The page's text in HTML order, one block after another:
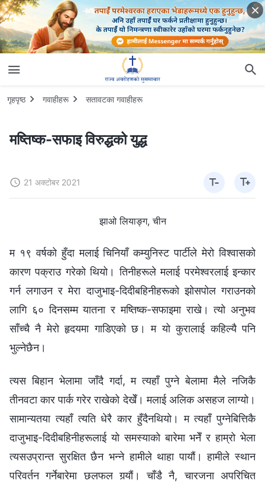
गृहपृष्ठ गवाहीहरू सतावटका गवाहीहरू
मष्तिष्क-सफाइ विरुद्धको युद्ध
21 अक्टोबर 2021
झाओ लियाङ्ग, चीन
म १९ वर्षको हुँदा मलाई चिनियाँ कम्युनिस्ट पार्टीले मेरो विश्‍वासको
कारण पक्राउ गरेको थियो। तिनीहरूले मलाई परमेश्‍वरलाई इन्कार
गर्न लगाउन र मेरा दाजुभाइ-दिदीबहिनीहरूको झोसपोल गराउनको
लागि ६० दिनसम्‍म यातना र मष्तिष्क-सफाइमा राखे। त्यो अनुभव
साँच्‍चै नै मेरो हृदयमा गाडिएको छ। म यो कुरालाई कहिल्यै पनि
भुल्‍नेछैन।
त्यस बिहान भेलामा जाँदै गर्दा, म त्यहाँ पुग्‍ने बेलामा मैले नजिकै
तीनवटा कार पार्क गरेर राखेको देखेँ। मलाई अलिक असहज लाग्यो।
सामान्यतया त्यहाँ त्यति धेरै कार हुँदैनथियो। म त्यहाँ पुग्‍नेबित्तिकै
दाजुभाइ-दिदीबहिनीहरूलाई यो समस्याको बारेमा भनेँ र हाम्रो भेला
त्यसउप्रान्त सुरक्षित छैन भन्‍ने हामीले थाहा पायौं। हामीले स्थान
परिवर्तन गर्नेबारेमा छलफल गर्‍यौं। चाँडै नै, चारजना अपरिचित